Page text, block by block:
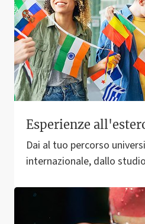
Esperienze
Dai al tuo percorso
internazionale, dallo